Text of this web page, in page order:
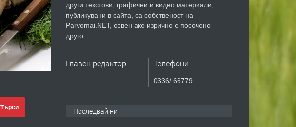
Търси
други текстови, графични и видео материали,
публикувани в сайта, са собственост на
Parvomai.NET, освен ако изрично е посочено
друго.
Главен редактор Телефони
0336/ 66779
Последвай ни